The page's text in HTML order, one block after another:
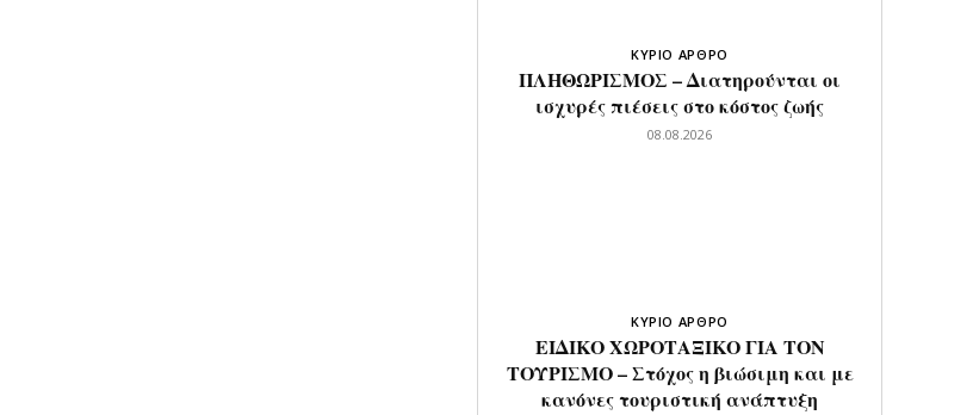
ΚΥΡΙΟ ΑΡΘΡΟ
ΠΛΗΘΩΡΙΣΜΟΣ – Διατηρούνται οι
ισχυρές πιέσεις στο κόστος ζωής
08.08.2026
ΚΥΡΙΟ ΑΡΘΡΟ
ΕΙΔΙΚΟ ΧΩΡΟΤΑΞΙΚΟ ΓΙΑ ΤΟΝ
ΤΟΥΡΙΣΜΟ – Στόχος η βιώσιμη και με
κανόνες τουριστική ανάπτυξη